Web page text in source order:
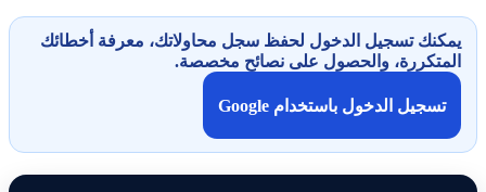
يمكنك تسجيل الدخول لحفظ سجل محاولاتك، معرفة أخطائك
المتكررة، والحصول على نصائح مخصصة.
تسجيل الدخول باستخدام Google